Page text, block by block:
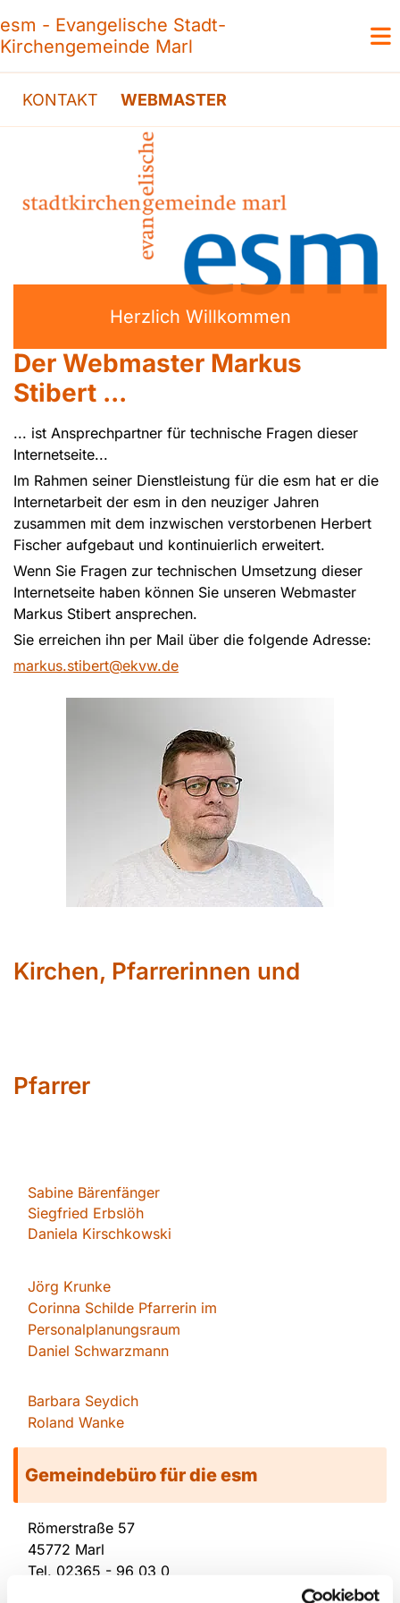
esm - Evangelische Stadt-
Kirchengemeinde Marl
KONTAKT WEBMASTER
Herzlich Willkommen
Der Webmaster Markus
Stibert ...
... ist Ansprechpartner für technische Fragen dieser
Internetseite...
Im Rahmen seiner Dienstleistung für die esm hat er die
Internetarbeit der esm in den neuziger Jahren
zusammen mit dem inzwischen verstorbenen Herbert
Fischer aufgebaut und kontinuierlich erweitert.
Wenn Sie Fragen zur technischen Umsetzung dieser
Internetseite haben können Sie unseren Webmaster
Markus Stibert ansprechen.
Sie erreichen ihn per Mail über die folgende Adresse:
markus.stibert@ekvw.de
Kirchen, Pfarrerinnen und
Pfarrer
Sabine Bärenfänger
Siegfried Erbslöh
Daniela Kirschkowski
Jörg Krunke
Corinna Schilde Pfarrerin im
Personalplanungsraum
Daniel Schwarzmann
Barbara Seydich
Roland Wanke
Gemeindebüro für die esm
Römerstraße 57
45772 Marl
Tel. 02365 - 96 03 0